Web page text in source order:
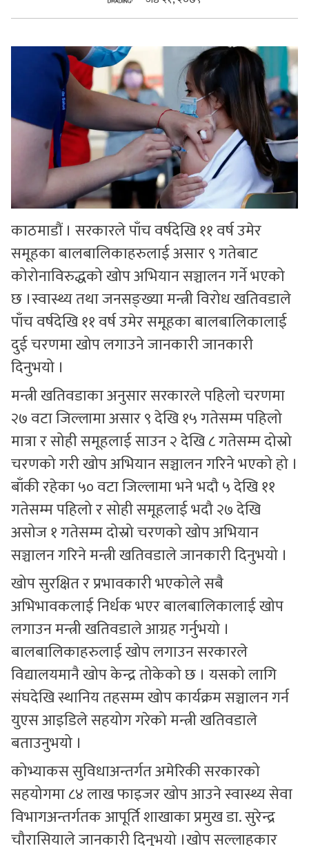
सुचनाहरु
काठमाडौं । सरकारले पाँच वर्षदेखि ११ वर्ष उमेर
समूहका बालबालिकाहरुलाई असार ९ गतेबाट
कोरोनाविरुद्धको खोप अभियान सञ्चालन गर्ने भएको
छ ।स्वास्थ्य तथा जनसङ्ख्या मन्त्री विरोध खतिवडाले
पाँच वर्षदेखि ११ वर्ष उमेर समूहका बालबालिकालाई
दुई चरणमा खोप लगाउने जानकारी जानकारी
दिनुभयो ।
मन्त्री खतिवडाका अनुसार सरकारले पहिलो चरणमा
२७ वटा जिल्लामा असार ९ देखि १५ गतेसम्म पहिलो
मात्रा र सोही समूहलाई साउन २ देखि ८ गतेसम्म दोस्रो
चरणको गरी खोप अभियान सञ्चालन गरिने भएको हो ।
बाँकी रहेका ५० वटा जिल्लामा भने भदौ ५ देखि ११
गतेसम्म पहिलो र सोही समूहलाई भदौ २७ देखि
असोज १ गतेसम्म दोस्रो चरणको खोप अभियान
सञ्चालन गरिने मन्त्री खतिवडाले जानकारी दिनुभयो ।
खोप सुरक्षित र प्रभावकारी भएकोले सबै
अभिभावकलाई निर्धक भएर बालबालिकालाई खोप
लगाउन मन्त्री खतिवडाले आग्रह गर्नुभयो ।
बालबालिकाहरुलाई खोप लगाउन सरकारले
विद्यालयमानै खोप केन्द्र तोकेको छ । यसको लागि
संघदेखि स्थानिय तहसम्म खोप कार्यक्रम सञ्चालन गर्न
युएस आइडिले सहयोग गरेको मन्त्री खतिवडाले
बताउनुभयो ।
कोभ्याकस सुविधाअन्तर्गत अमेरिकी सरकारको
सहयोगमा ८४ लाख फाइजर खोप आउने स्वास्थ्य सेवा
विभागअन्तर्गतक आपूर्ति शाखाका प्रमुख डा. सुरेन्द्र
चौरासियाले जानकारी दिनुभयो ।खोप सल्लाहकार